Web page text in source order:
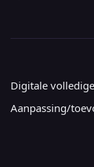
Digitale
Aanpassing/